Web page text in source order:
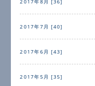
2017年7月 [40]
2017年6月 [43]
2017年5月 [35]